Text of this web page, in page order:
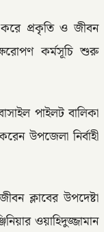
করে প্রকৃতি ও জীবন
কর্মসূচি শুরু
পাইলট বালিকা
উপজেলা নির্বাহী
ক্লাবের উপদেষ্টা
ওয়াহিদুজ্জামান